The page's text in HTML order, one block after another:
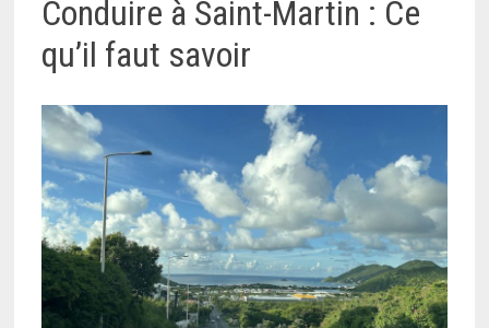
Conduire à Saint-Martin : Ce
qu’il faut savoir